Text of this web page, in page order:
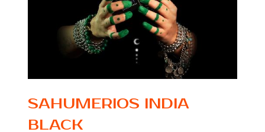
SAHUMERIOS INDIA
BLACK